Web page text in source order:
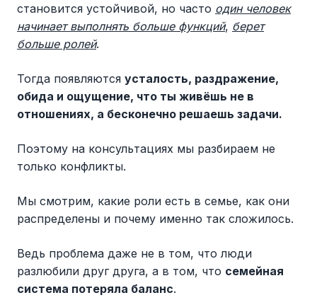
становится устойчивой, но часто один человек
начинает выполнять больше функций, берет
больше ролей.
Тогда появляются усталость, раздражение,
обида и ощущение, что ты живёшь не в
отношениях, а бесконечно решаешь задачи.
Поэтому на консультациях мы разбираем не
только конфликты.
Мы смотрим, какие роли есть в семье, как они
распределены и почему именно так сложилось.
Ведь проблема даже не в том, что люди
разлюбили друг друга, а в том, что семейная
система потеряла баланс.